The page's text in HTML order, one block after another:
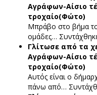
Αγράφων-Αίσιο
τροχαίο(Φώτο)
Μπράβο στο βήμα
ομάδες…
Γλίτωσε από τα
Αγράφων-Αίσιο
τροχαίο(Φώτο)
Αυτός είναι ο
πάνω από…